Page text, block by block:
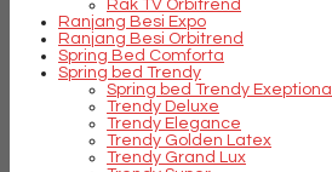
Rak TV Orbitrend
Ranjang Besi Expo
Ranjang Besi Orbitrend
Spring Bed Comforta
Spring bed Trendy
Spring bed Trendy Exeptional
Trendy Deluxe
Trendy Elegance
Trendy Golden Latex
Trendy Grand Lux